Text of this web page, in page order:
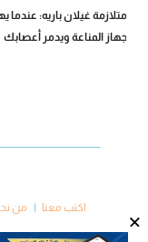
×
متلازمة غيلان باريه: عندما
جهاز المناعة ويدمر أعصابك
اكتب معنا من